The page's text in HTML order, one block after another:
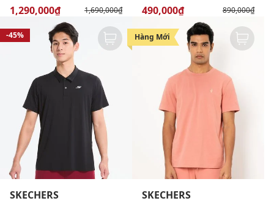
1,290,000₫ 1,690,000₫ 490,000₫ 890,000₫
-45%
SKECHERS
Hàng Mới
-43%
SKECHERS